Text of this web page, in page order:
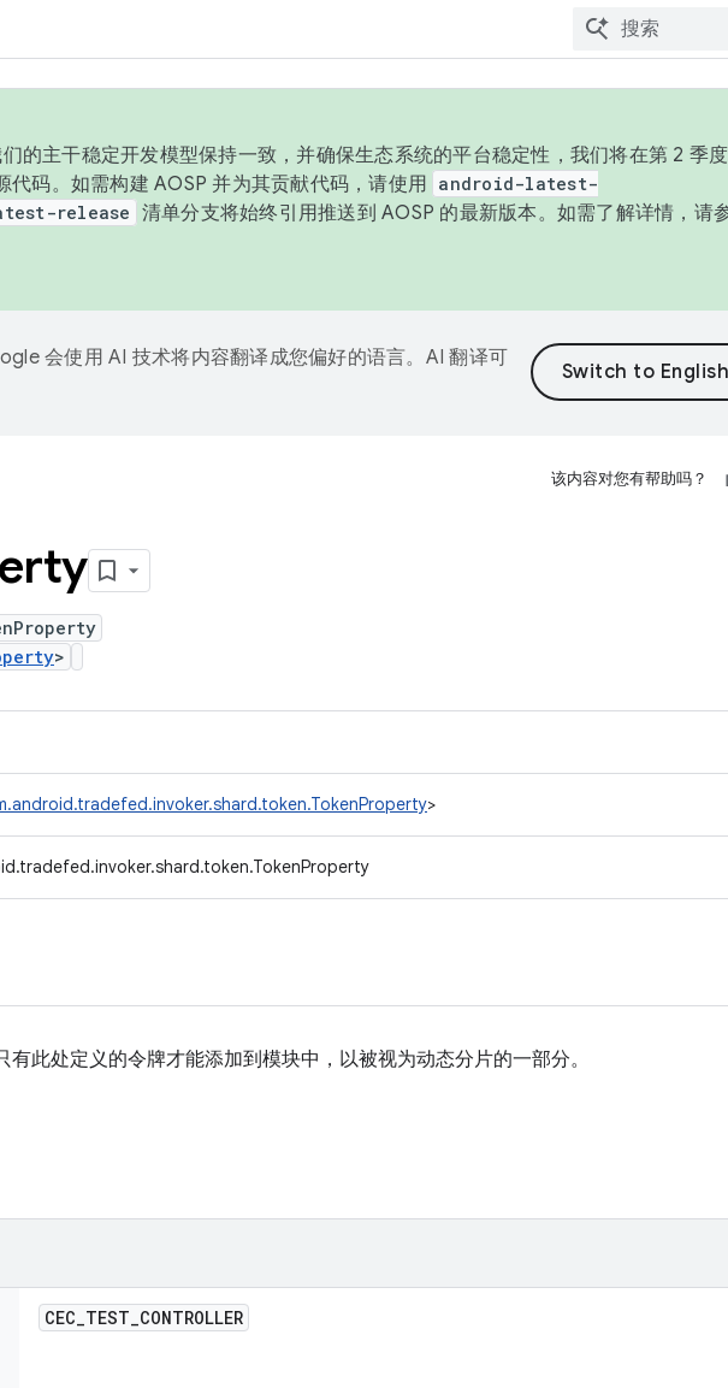
的主干稳定开发模型保持一致，并确保生态系统的平台稳定性，我们将在第 2 季
代码。如需构建 AOSP 并为其贡献代码，请使用 android-latest-
release 清单分支将始终引用推送到 AOSP 的最新版本。如需了解详情，请
会使用 AI 技术将内容翻译成您偏好的语言。AI 翻译可
该内容对您有帮助吗？
>
>
此处定义的令牌才能添加到模块中，以被视为动态分片的一部分。
CEC_TEST_CONTROLLER